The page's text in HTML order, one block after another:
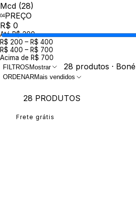
Mcd (28)
PREÇO
R$ 0
Até R$ 200
R$ 200 – R$ 400
R$ 400 – R$ 700
Acima de R$ 700
FILTROS Mostrar 28 produtos · Boné
ORDENARMais vendidos
28 PRODUTOS
Frete grátis